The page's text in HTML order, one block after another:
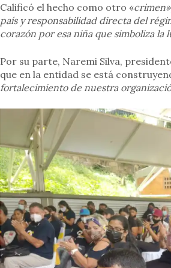
Calificó el hecho como otro «
país y responsabilidad directa del
corazón por esa niña que simboliza
Por su parte, Naremi Silva,
que en la entidad se está
fortalecimiento de nuestra